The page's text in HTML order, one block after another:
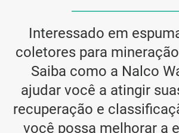
Interessado em
coletores para
Saiba como a Nalco
ajudar você a atingir
recuperação e
você possa melhorar a